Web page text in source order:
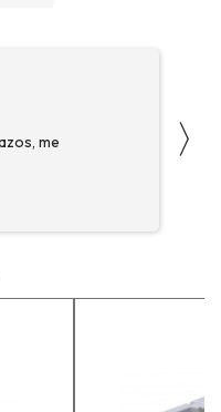
me
〉